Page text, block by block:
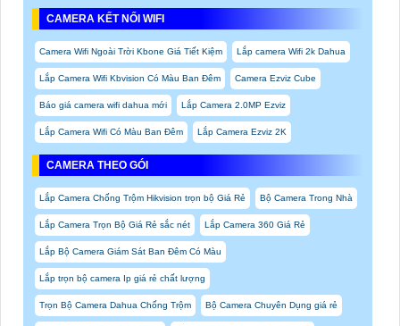
CAMERA KẾT NỐI WIFI
Camera Wifi Ngoài Trời Kbone Giá Tiết Kiệm Lắp camera Wifi 2k Dahua
Lắp Camera Wifi Kbvision Có Màu Ban Đêm Camera Ezviz Cube
Báo giá camera wifi dahua mới Lắp Camera 2.0MP Ezviz
Lắp Camera Wifi Có Màu Ban Đêm Lắp Camera Ezviz 2K
CAMERA THEO GÓI
Lắp Camera Chống Trộm Hikvision trọn bộ Giá Rẻ Bộ Camera Trong Nhà
Lắp Camera Trọn Bộ Giá Rẻ sắc nét Lắp Camera 360 Giá Rẻ
Lắp Bộ Camera Giám Sát Ban Đêm Có Màu
Lắp trọn bộ camera Ip giá rẻ chất lượng
Trọn Bộ Camera Dahua Chống Trộm Bộ Camera Chuyên Dụng giá rẻ